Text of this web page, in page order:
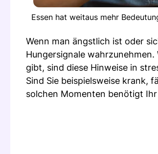
Essen hat weitaus mehr
Wenn man ängstlich ist oder
Hungersignale
gibt, sind diese Hinweise in
Sind Sie beispielsweise krank,
solchen Momenten benötigt